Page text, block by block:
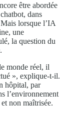
être abordée
dans
lorsque l’IA
une
la question du
monde réel, il
», explique-t-il.
hôpital, par
l’environnement
non maîtrisée.